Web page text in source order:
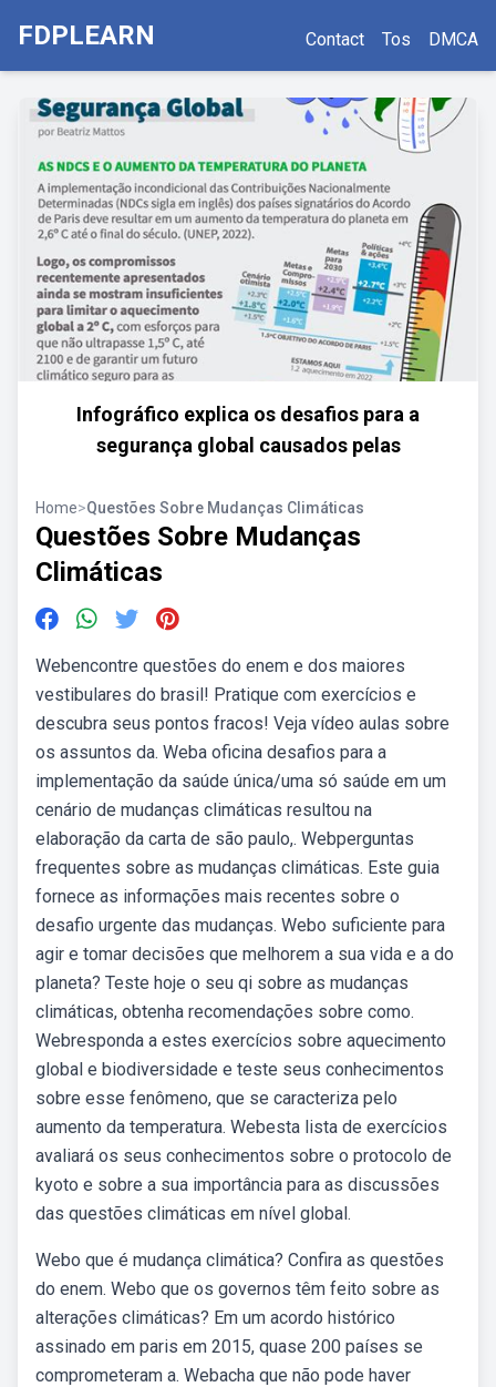
FDPLEARN Contact Tos DMCA
Infográfico explica os desafios para a
segurança global causados pelas
Home>Questões Sobre Mudanças Climáticas
Questões Sobre Mudanças
Climáticas
Webencontre questões do enem e dos maiores
vestibulares do brasil! Pratique com exercícios e
descubra seus pontos fracos! Veja vídeo aulas sobre
os assuntos da. Weba oficina desafios para a
implementação da saúde única/uma só saúde em um
cenário de mudanças climáticas resultou na
elaboração da carta de são paulo,. Webperguntas
frequentes sobre as mudanças climáticas. Este guia
fornece as informações mais recentes sobre o
desafio urgente das mudanças. Webo suficiente para
agir e tomar decisões que melhorem a sua vida e a do
planeta? Teste hoje o seu qi sobre as mudanças
climáticas, obtenha recomendações sobre como.
Webresponda a estes exercícios sobre aquecimento
global e biodiversidade e teste seus conhecimentos
sobre esse fenômeno, que se caracteriza pelo
aumento da temperatura. Webesta lista de exercícios
avaliará os seus conhecimentos sobre o protocolo de
kyoto e sobre a sua importância para as discussões
das questões climáticas em nível global.
Webo que é mudança climática? Confira as questões
do enem. Webo que os governos têm feito sobre as
alterações climáticas? Em um acordo histórico
assinado em paris em 2015, quase 200 países se
comprometeram a. Webacha que não pode haver